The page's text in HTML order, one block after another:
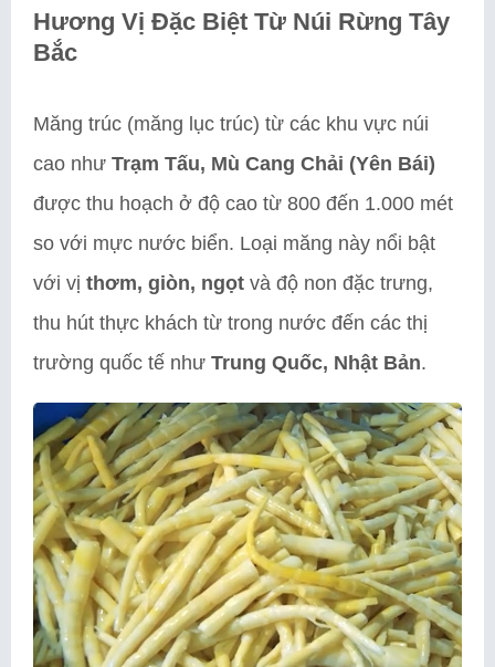
Hương Vị Đặc Biệt Từ Núi Rừng Tây
Bắc
Măng trúc (măng lục trúc) từ các khu vực núi
cao như Trạm Tấu, Mù Cang Chải (Yên Bái)
được thu hoạch ở độ cao từ 800 đến 1.000 mét
so với mực nước biển. Loại măng này nổi bật
với vị thơm, giòn, ngọt và độ non đặc trưng,
thu hút thực khách từ trong nước đến các thị
trường quốc tế như Trung Quốc, Nhật Bản.